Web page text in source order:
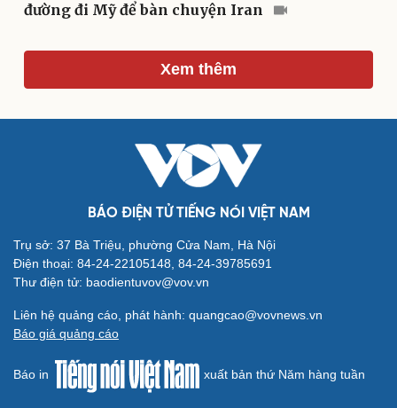
Săn Tour
Đọc truyện đêm khuya
Kể chuyện cho bé
Hạt giống tâm hồn
đường đi Mỹ để bàn chuyện Iran
Xem thêm
BÁO ĐIỆN TỬ TIẾNG NÓI VIỆT NAM
Trụ sở: 37 Bà Triệu, phường Cửa Nam, Hà Nội
Điện thoại: 84-24-22105148, 84-24-39785691
Thư điện tử: baodientuvov@vov.vn
Liên hệ quảng cáo, phát hành: quangcao@vovnews.vn
Báo giá quảng cáo
Báo in xuất bản thứ Năm hàng tuần